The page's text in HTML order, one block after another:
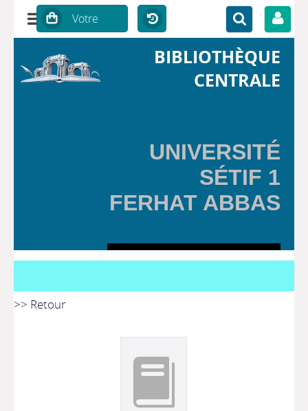
BIBLIOTHÈQUE
CENTRALE
UNIVERSITÉ
SÉTIF 1
FERHAT ABBAS
>> Retour